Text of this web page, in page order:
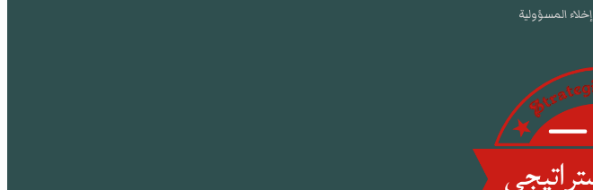
إخلاء المسؤولية